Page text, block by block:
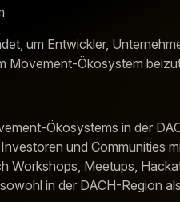
um Entwickler,
Movement-Ökosystem
Ökosystems in der
und Communities
Workshops, Meetups,
in der DACH-Region